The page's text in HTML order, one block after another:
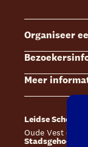
Organiseer
Events
Zalenoverzicht
Contact Sales &
Offerte aanvragen
Kaartverkoop
Bereikbaarheid
Toegankelijkheid
Meer
Steun ons
Leidse
Oude Vest 43,